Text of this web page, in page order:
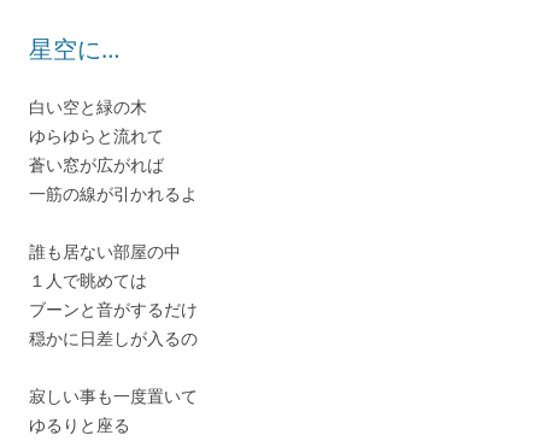
星空に…
白い空と緑の木
ゆらゆらと流れて
蒼い窓が広がれば
一筋の線が引かれるよ
誰も居ない部屋の中
１人で眺めては
ブーンと音がするだけ
穏かに日差しが入るの
寂しい事も一度置いて
ゆるりと座る